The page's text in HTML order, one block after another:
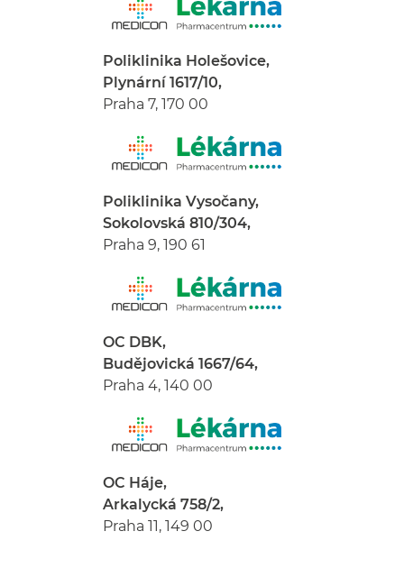
Poliklinika Holešovice,
Plynární 1617/10,
Praha 7, 170 00
Poliklinika Vysočany,
Sokolovská 810/304,
Praha 9, 190 61
OC DBK,
Budějovická 1667/64,
Praha 4, 140 00
OC Háje,
Arkalycká 758/2,
Praha 11, 149 00